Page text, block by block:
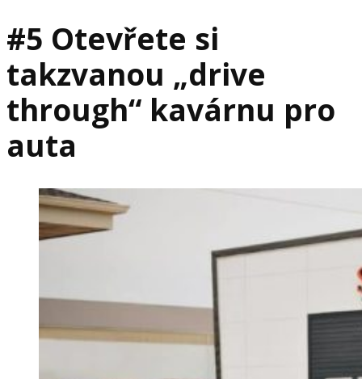
#5 Otevřete si
takzvanou „drive
through“ kavárnu pro
auta